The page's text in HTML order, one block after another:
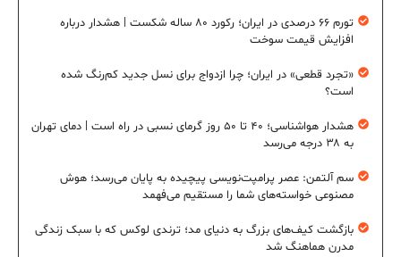
تورم ۶۶ درصدی در ایران؛ رکورد ۸۰ ساله شکست | هشدار درباره
افزایش قیمت سوخت
«تجرد قطعی» در ایران؛ چرا ازدواج برای نسل جدید کم‌رنگ شده
است؟
هشدار هواشناسی؛ ۴۰ تا ۵۰ روز گرمای نسبی در راه است | دمای تهران
به ۳۸ درجه می‌رسد
سم آلتمن: عصر پرامپت‌نویسی پیچیده به پایان می‌رسد؛ هوش
مصنوعی خواسته‌های شما را مستقیم می‌فهمد
بازگشت کیف‌های بزرگ به دنیای مد؛ ترندی لوکس که با سبک زندگی
مدرن هماهنگ شد